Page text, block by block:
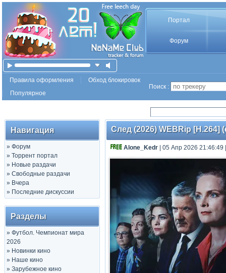
Портал
Форум
Правила оформления
Обход блокировок
Популярное
Поиск :
Навигация
» Форум
» Торрент портал
» Новые раздачи
» Свободные раздачи
» Вчера
» Последние дискуссии
Разделы
» Футбол. Чемпионат мира
2026
» Новинки кино
» Наше кино
» Зарубежное кино
След (2026) WEBRip [H.264]
Alone_Kedr | 05 Апр 2026 21:46:49